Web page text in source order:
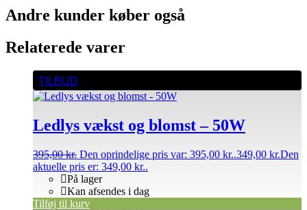
Andre kunder køber også
Relaterede varer
TILBUD
Ledlys vækst og blomst – 50W
395,00kr. Den oprindelige pris var: 395,00 kr..349,00 kr.Den
aktuelle pris er: 349,00 kr..
På lager
Kan afsendes i dag
Tilføj til kurv